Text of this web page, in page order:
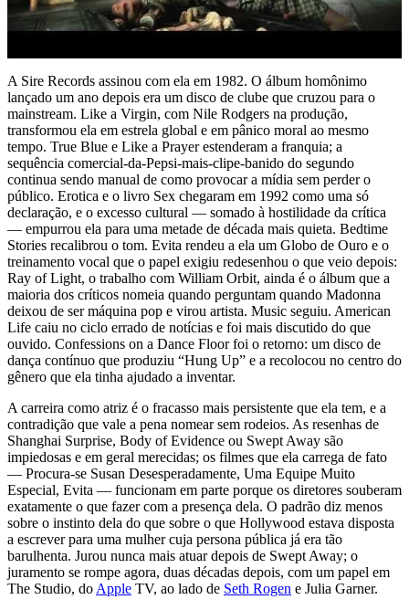
A Sire Records assinou com ela em 1982. O álbum homônimo
lançado um ano depois era um disco de clube que cruzou para o
mainstream. Like a Virgin, com Nile Rodgers na produção,
transformou ela em estrela global e em pânico moral ao mesmo
tempo. True Blue e Like a Prayer estenderam a franquia; a
sequência comercial-da-Pepsi-mais-clipe-banido do segundo
continua sendo manual de como provocar a mídia sem perder o
público. Erotica e o livro Sex chegaram em 1992 como uma só
declaração, e o excesso cultural — somado à hostilidade da crítica
— empurrou ela para uma metade de década mais quieta. Bedtime
Stories recalibrou o tom. Evita rendeu a ela um Globo de Ouro e o
treinamento vocal que o papel exigiu redesenhou o que veio depois:
Ray of Light, o trabalho com William Orbit, ainda é o álbum que a
maioria dos críticos nomeia quando perguntam quando Madonna
deixou de ser máquina pop e virou artista. Music seguiu. American
Life caiu no ciclo errado de notícias e foi mais discutido do que
ouvido. Confessions on a Dance Floor foi o retorno: um disco de
dança contínuo que produziu “Hung Up” e a recolocou no centro do
gênero que ela tinha ajudado a inventar.
A carreira como atriz é o fracasso mais persistente que ela tem, e a
contradição que vale a pena nomear sem rodeios. As resenhas de
Shanghai Surprise, Body of Evidence ou Swept Away são
impiedosas e em geral merecidas; os filmes que ela carrega de fato
— Procura-se Susan Desesperadamente, Uma Equipe Muito
Especial, Evita — funcionam em parte porque os diretores souberam
exatamente o que fazer com a presença dela. O padrão diz menos
sobre o instinto dela do que sobre o que Hollywood estava disposta
a escrever para uma mulher cuja persona pública já era tão
barulhenta. Jurou nunca mais atuar depois de Swept Away; o
juramento se rompe agora, duas décadas depois, com um papel em
The Studio, do Apple TV, ao lado de Seth Rogen e Julia Garner.